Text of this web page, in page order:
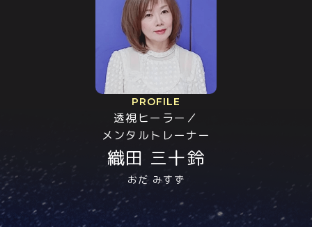
PROFILE
透視ヒーラー／
メンタルトレーナー
織田 三十鈴
おだ みすず